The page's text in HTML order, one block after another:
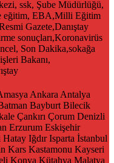
ssk, Şube Müdürlüğü,
eğitim, EBA,Milli Eğitim
Gazete,Danıştay
sonuçları,Koronavirüs
Son Dakika,sokağa
Bakanı,
Ankara Antalya
Bayburt Bilecik
Çankırı Çorum Denizli
Erzurum Eskişehir
Hatay Iğdır Isparta İstanbul
Kars Kastamonu Kayseri
Konya Kütahya Malatya